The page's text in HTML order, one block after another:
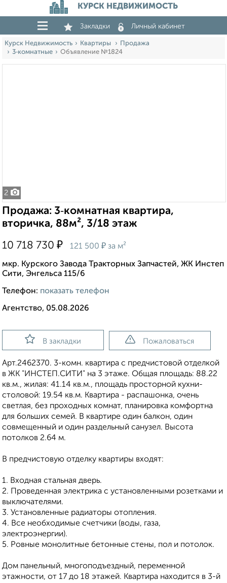
КУРСК НЕДВИЖИМОСТЬ
Закладки Личный кабинет
Курск Недвижимость Квартиры
Продажа
3‑комнатные
Объявление №1824
2
Продажа: 3‑комнатная квартира,
вторичка, 88м², 3/18 этаж
10 718 730 ₽ 121 500 ₽ за м²
мкр. Курского Завода Тракторных Запчастей, ЖК Инстеп
Сити, Энгельса 115/6
Телефон: показать телефон
Агентство, 05.08.2026
В закладки Пожаловаться
Apт.2462370. 3-комн. квартира с предчистовой отделкой
в ЖК "ИНСТЕП.СИТИ" на 3 этаже. Общая площадь: 88.22
кв.м., жилая: 41.14 кв.м., площадь просторной кухни-
столовой: 19.54 кв.м. Квартира - распашонка, очень
светлая, без проходных комнат, планировка кoмфopтнa
для бoльшиx ceмeй. В квартире один балкон, один
совмещенный и один раздельный санузел. Высота
потолков 2.64 м.
В предчистовую отделку квартиры входят:
1. Входная стальная дверь.
2. Проведенная электрика с установленными розетками и
выключателями.
3. Установленные радиаторы отопления.
4. Все необходимые счетчики (воды, газа,
электроэнергии).
5. Ровные монолитные бетонные стены, пол и потолок.
Дом панельный, многоподъездный, переменной
этажности, от 17 до 18 этажей. Квартира находится в 3-й